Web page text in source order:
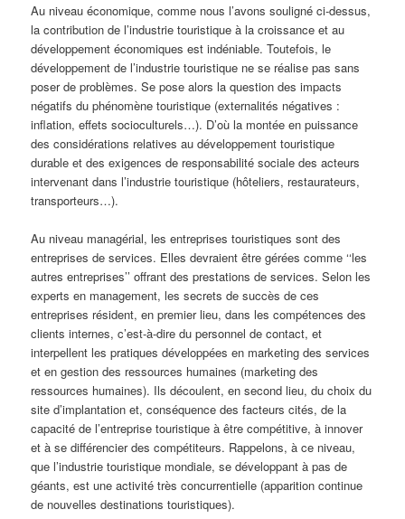
Au niveau économique, comme nous l’avons souligné ci-dessus,
la contribution de l’industrie touristique à la croissance et au
développement économiques est indéniable. Toutefois, le
développement de l’industrie touristique ne se réalise pas sans
poser de problèmes. Se pose alors la question des impacts
négatifs du phénomène touristique (externalités négatives :
inflation, effets socioculturels…). D’où la montée en puissance
des considérations relatives au développement touristique
durable et des exigences de responsabilité sociale des acteurs
intervenant dans l’industrie touristique (hôteliers, restaurateurs,
transporteurs…).
Au niveau managérial, les entreprises touristiques sont des
entreprises de services. Elles devraient être gérées comme ‘‘les
autres entreprises’’ offrant des prestations de services. Selon les
experts en management, les secrets de succès de ces
entreprises résident, en premier lieu, dans les compétences des
clients internes, c’est-à-dire du personnel de contact, et
interpellent les pratiques développées en marketing des services
et en gestion des ressources humaines (marketing des
ressources humaines). Ils découlent, en second lieu, du choix du
site d’implantation et, conséquence des facteurs cités, de la
capacité de l’entreprise touristique à être compétitive, à innover
et à se différencier des compétiteurs. Rappelons, à ce niveau,
que l’industrie touristique mondiale, se développant à pas de
géants, est une activité très concurrentielle (apparition continue
de nouvelles destinations touristiques).